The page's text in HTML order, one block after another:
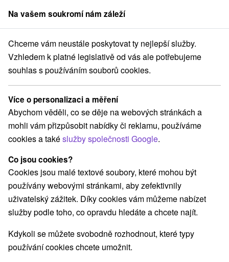
člen skupinySorger
Východné Slovensko Prešovský kraj Fričovce Kaštieľ Fričovce
Kaštieľ Fričovce
Fričovce
Rezervovat přes booking
REZERVACE A VÝBĚR POBYTU
Kontaktujte přímo ubytovatele.
Navigovat do místa
O ZAŘÍZENÍ VYBAVENÍ
Na vašem soukromí nám záleží
Chceme vám neustále poskytovat ty nejlepší služby.
Vzhledem k platné legislativě od vás ale potřebujeme
souhlas s používáním souborů cookies.
Více o personalizaci a měření
Abychom věděli, co se děje na webových stránkách a
mohli vám přizpůsobit nabídky či reklamu, používáme
cookies a takéslužby společnosti Google.
Co jsou cookies?
Cookies jsou malé textové soubory, které mohou být
používány webovými stránkami, aby zefektivnily
uživatelský zážitek. Díky cookies vám můžeme nabízet
služby podle toho, co opravdu hledáte a chcete najít.
Kdykoli se můžete svobodně rozhodnout, které typy
používání cookies chcete umožnit.